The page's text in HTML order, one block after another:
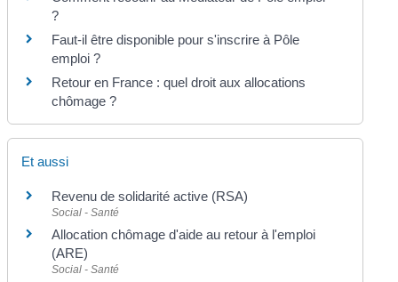
?
Faut-il être disponible pour s'inscrire à Pôle
emploi ?
Retour en France : quel droit aux allocations
chômage ?
Et aussi
Revenu de solidarité active (RSA)
Social - Santé
Allocation chômage d'aide au retour à l'emploi
(ARE)
Social - Santé